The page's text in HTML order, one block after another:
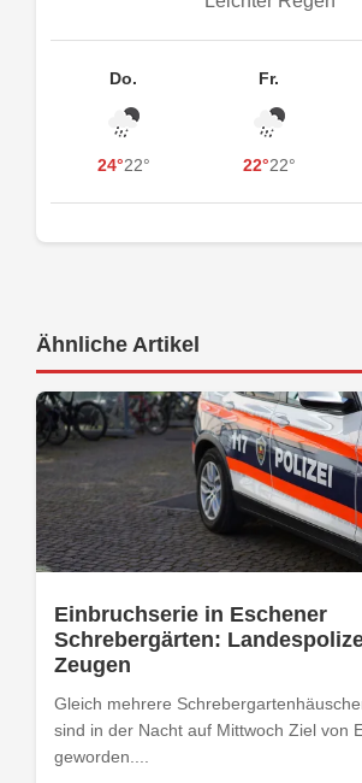
Do.
24°22°
Fr.
22°22°
Ähnliche Artikel
Einbruchserie in Eschener
Schrebergärten:
Zeugen
Gleich mehrere
sind in der Nacht auf Mittwoch Ziel von
geworden....